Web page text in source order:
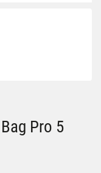
Pro 5